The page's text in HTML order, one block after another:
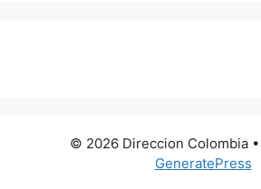
© 2026 Direccion Colombia•
GeneratePress